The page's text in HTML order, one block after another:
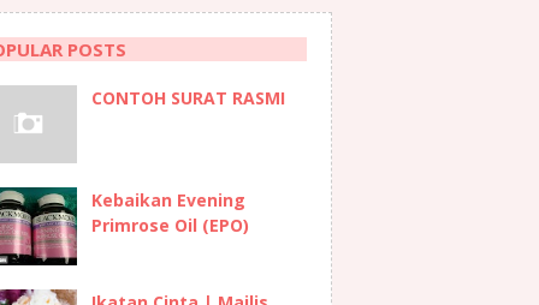
POSTS
CONTOH SURAT RASMI
Kebaikan Evening
Primrose Oil (EPO)